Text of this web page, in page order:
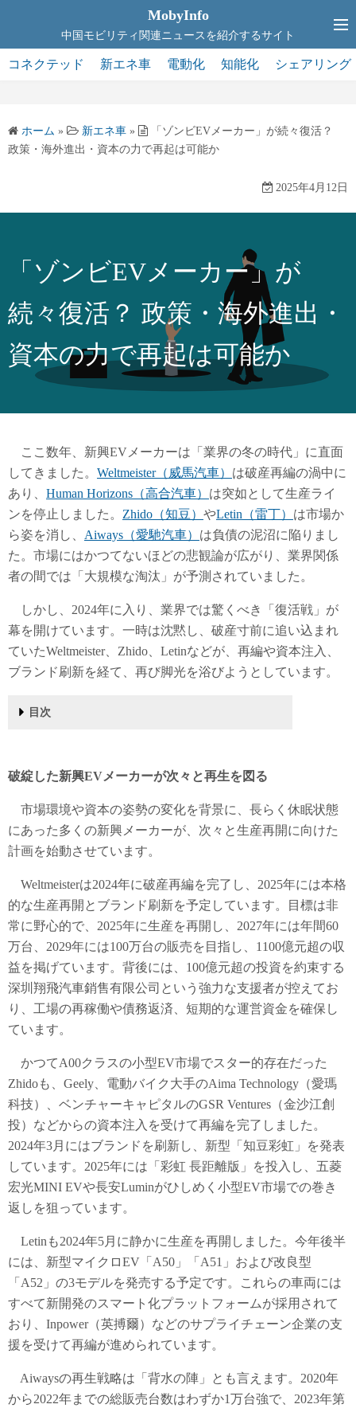
テ
ン
ス
キ
MobyInfo
中国モビリティ関連ニュースを紹介するサイト
コネクテッド 新エネ車 電動化 知能化 シェアリング
ホーム » 新エネ車 »
「ゾンビEVメーカー」が続々復活？
政策・海外進出・資本の力で再起は可能か
2025年4月12日
「ゾンビEVメーカー」が
続々復活？ 政策・海外進出・
資本の力で再起は可能か
ここ数年、新興EVメーカーは「業界の冬の時代」に直面
してきました。 Weltmeister（威馬汽車） は破産再編の渦中に
あり、 Human Horizons（高合汽車） は突如として生産ライ
ンを停止しました。 Zhido（知豆） やLetin（雷丁） は市場か
ら姿を消し、 Aiways（愛馳汽車） は負債の泥沼に陥りまし
た。市場にはかつてないほどの悲観論が広がり、業界関係
者の間では「大規模な淘汰」が予測されていました。
しかし、2024年に入り、業界では驚くべき「復活戦」が
幕を開けています。一時は沈黙し、破産寸前に追い込まれ
ていたWeltmeister、Zhido、Letinなどが、再編や資本注入、
ブランド刷新を経て、再び脚光を浴びようとしています。
目次
破綻した新興EVメーカーが次々と再生を図る
市場環境や資本の姿勢の変化を背景に、長らく休眠状態
にあった多くの新興メーカーが、次々と生産再開に向けた
計画を始動させています。
Weltmeisterは2024年に破産再編を完了し、2025年には本格
的な生産再開とブランド刷新を予定しています。目標は非
常に野心的で、2025年に生産を再開し、2027年には年間60
万台、2029年には100万台の販売を目指し、1100億元超の収
益を掲げています。背後には、100億元超の投資を約束する
深圳翔飛汽車銷售有限公司という強力な支援者が控えてお
り、工場の再稼働や債務返済、短期的な運営資金を確保し
ています。
かつてA00クラスの小型EV市場でスター的存在だった
Zhidoも、Geely、電動バイク大手のAima Technology（愛瑪
科技）、ベンチャーキャピタルのGSR Ventures（金沙江創
投）などからの資本注入を受けて再編を完了しました。
2024年3月にはブランドを刷新し、新型「知豆彩虹」を発表
しています。2025年には「彩虹 長距離版」を投入し、五菱
宏光MINI EVや長安Luminがひしめく小型EV市場での巻き
返しを狙っています。
Letinも2024年5月に静かに生産を再開しました。今年後半
には、新型マイクロEV「A50」「A51」および改良型
「A52」の3モデルを発売する予定です。これらの車両には
すべて新開発のスマート化プラットフォームが採用されて
おり、Inpower（英搏爾）などのサプライチェーン企業の支
援を受けて再編が進められています。
Aiwaysの再生戦略は「背水の陣」とも言えます。2020年
から2022年までの総販売台数はわずか1万台強で、2023年第